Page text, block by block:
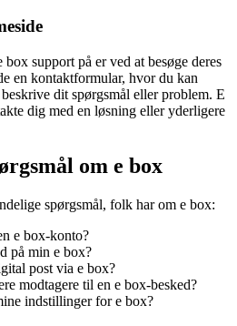
support på er ved at besøge deres
en kontaktformular, hvor du kan
dit spørgsmål eller problem. E
dig med en løsning eller yderligere
om e box
spørgsmål, folk har om e box:
e box-konto?
på min e box?
post via e box?
modtagere til en e box-besked?
indstillinger for e box?